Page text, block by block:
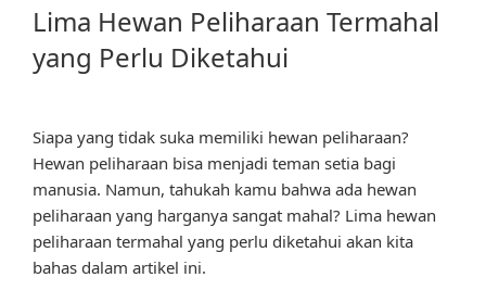
ON
Lima Hewan Peliharaan Termahal
yang Perlu Diketahui
Siapa yang tidak suka memiliki hewan peliharaan?
Hewan peliharaan bisa menjadi teman setia bagi
manusia. Namun, tahukah kamu bahwa ada hewan
peliharaan yang harganya sangat mahal? Lima hewan
peliharaan termahal yang perlu diketahui akan kita
bahas dalam artikel ini.